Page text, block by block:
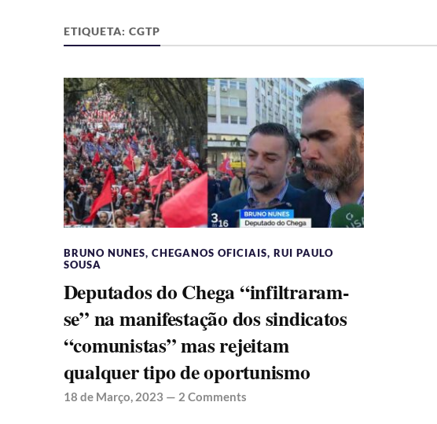
ETIQUETA: CGTP
BRUNO NUNES, CHEGANOS OFICIAIS, RUI PAULO
SOUSA
Deputados do Chega “infiltraram-
se” na manifestação dos sindicatos
“comunistas” mas rejeitam
qualquer tipo de oportunismo
18 de Março, 2023 — 2 Comments